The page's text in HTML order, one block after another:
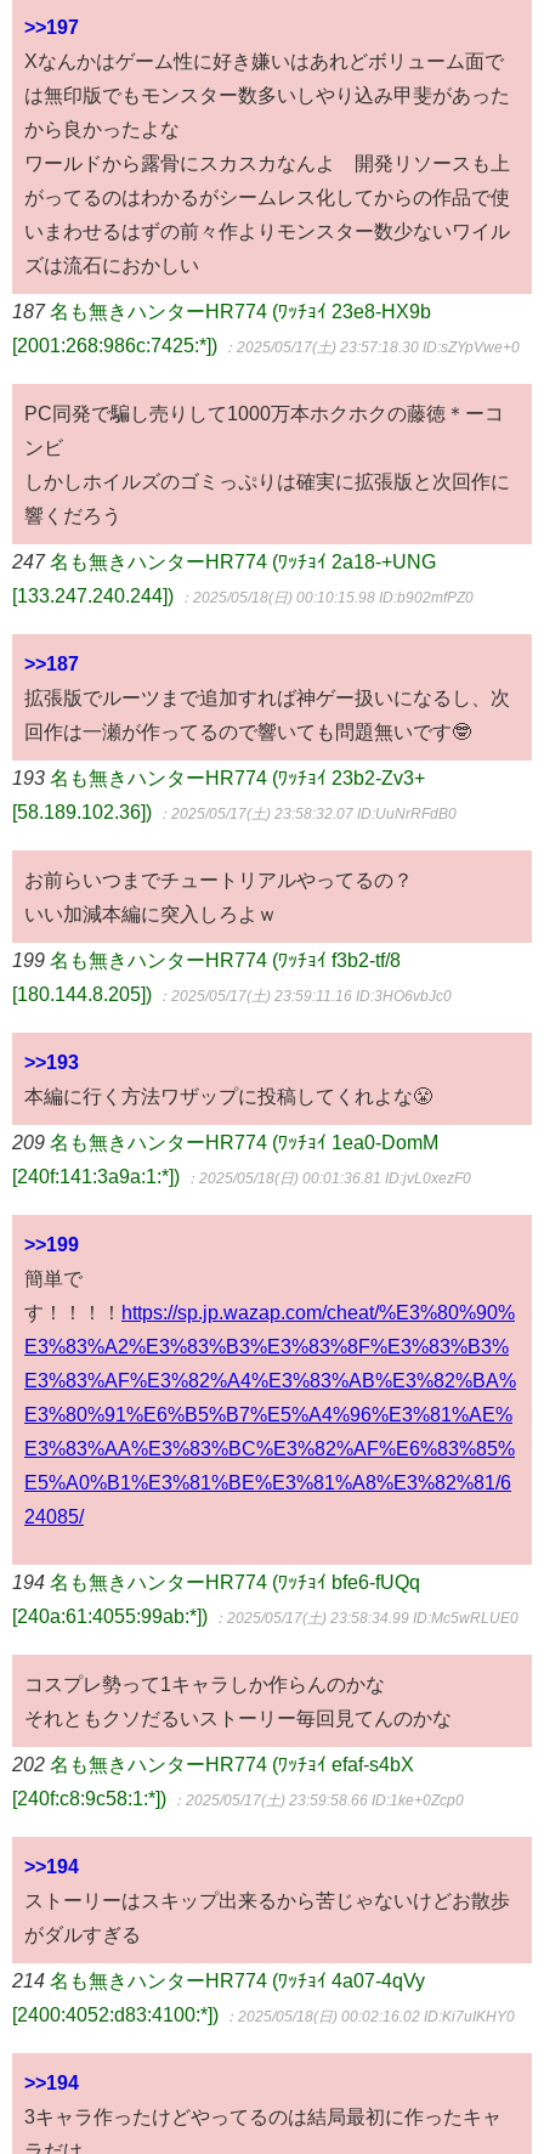
>>197
Xなんかはゲーム性に好き嫌いはあれどボリューム面で
は無印版でもモンスター数多いしやり込み甲斐があった
から良かったよな
ワールドから露骨にスカスカなんよ 開発リソースも上
がってるのはわかるがシームレス化してからの作品で使
いまわせるはずの前々作よりモンスター数少ないワイル
ズは流石におかしい
187 名も無きハンターHR774 (ﾜｯﾁｮｲ 23e8-HX9b
[2001:268:986c:7425:*])
：2025/05/17(土) 23:57:18.30 ID:sZYpVwe+0
PC同発で騙し売りして1000万本ホクホクの藤徳＊ーコ
ンビ
しかしホイルズのゴミっぷりは確実に拡張版と次回作に
響くだろう
247 名も無きハンターHR774 (ﾜｯﾁｮｲ 2a18-+UNG
[133.247.240.244])
：2025/05/18(日) 00:10:15.98 ID:b902mfPZ0
>>187
拡張版でルーツまで追加すれば神ゲー扱いになるし、次
回作は一瀬が作ってるので響いても問題無いです🤓
193 名も無きハンターHR774 (ﾜｯﾁｮｲ 23b2-Zv3+
[58.189.102.36])
：2025/05/17(土) 23:58:32.07 ID:UuNrRFdB0
お前らいつまでチュートリアルやってるの？
いい加減本編に突入しろよｗ
199 名も無きハンターHR774 (ﾜｯﾁｮｲ f3b2-tf/8
[180.144.8.205])
：2025/05/17(土) 23:59:11.16 ID:3HO6vbJc0
>>193
本編に行く方法ワザップに投稿してくれよな😤
209 名も無きハンターHR774 (ﾜｯﾁｮｲ 1ea0-DomM
[240f:141:3a9a:1:*])
：2025/05/18(日) 00:01:36.81 ID:jvL0xezF0
>>199
簡単で
す！！！！ https://sp.jp.wazap.com/cheat/%E3%80%90%
E3%83%A2%E3%83%B3%E3%83%8F%E3%83%B3%
E3%83%AF%E3%82%A4%E3%83%AB%E3%82%BA%
E3%80%91%E6%B5%B7%E5%A4%96%E3%81%AE%
E3%83%AA%E3%83%BC%E3%82%AF%E6%83%85%
E5%A0%B1%E3%81%BE%E3%81%A8%E3%82%81/6
24085/
194 名も無きハンターHR774 (ﾜｯﾁｮｲ bfe6-fUQq
[240a:61:4055:99ab:*])
：2025/05/17(土) 23:58:34.99 ID:Mc5wRLUE0
コスプレ勢って1キャラしか作らんのかな
それともクソだるいストーリー毎回見てんのかな
202 名も無きハンターHR774 (ﾜｯﾁｮｲ efaf-s4bX
[240f:c8:9c58:1:*])
：2025/05/17(土) 23:59:58.66 ID:1ke+0Zcp0
>>194
ストーリーはスキップ出来るから苦じゃないけどお散歩
がダルすぎる
214 名も無きハンターHR774 (ﾜｯﾁｮｲ 4a07-4qVy
[2400:4052:d83:4100:*])
：2025/05/18(日) 00:02:16.02 ID:Ki7uIKHY0
>>194
3キャラ作ったけどやってるのは結局最初に作ったキャ
ラだけ